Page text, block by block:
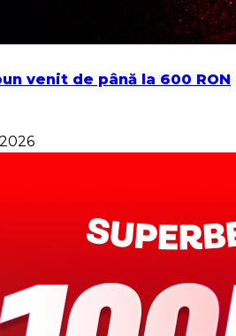
venit de până la 600 RON